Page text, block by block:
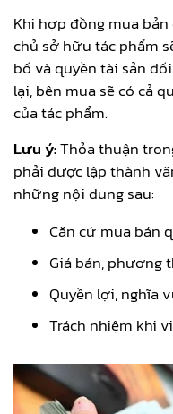
Khi hợp đồng mua
chủ sở hữu tác phẩm
bố và quyền tài sản
lại, bên mua sẽ có cả
của tác phẩm.
Lưu ý:Thỏa thuận
phải được lập thành
những nội dung sau:
Căn cứ mua bán
Giá bán, phương
Quyền lợi, nghĩa
Trách nhiệm khi